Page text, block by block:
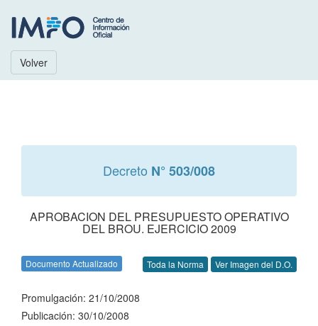
Volver
Decreto N° 503/008
APROBACION DEL PRESUPUESTO OPERATIVO
DEL BROU. EJERCICIO 2009
Documento Actualizado Toda la Norma Ver Imagen del D.O.
Promulgación: 21/10/2008
Publicación: 30/10/2008